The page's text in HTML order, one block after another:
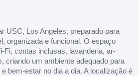
USC, Los Angeles, preparado para
organizada e funcional. O espaço
Fi, contas inclusas, lavanderia, ar-
criando um ambiente adequado para
bem-estar no dia a dia. A localização é